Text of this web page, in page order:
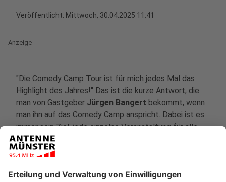
Veröffentlicht: Mittwoch, 30.04.2025 11:41
Anzeige
"Die Comedy Camp Tour ist für mich jedes Mal das
Highlight des Jahres!" Das ist die kurze Antwort, die
man von Gastgeber Jürgen Bangert bekommt, wenn
man ihn auf das Comedy Camp anspricht. Dabei ist es
immer sein Ziel, jede einzelne Veranstaltung für alle
Beteiligten zum Highlight werden zu lassen. Immer
nach dem Motto "Wir sind schließlich zum Spaß hier!"
für seine Kolleginnen und Kollegen auf der Bühne aus.